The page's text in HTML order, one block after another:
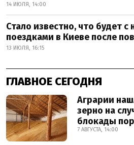
14 ИЮЛЯ, 14:00
Стало известно, что будет
поездками в Киеве после
13 ИЮЛЯ, 16:15
ГЛАВНОЕ СЕГОДНЯ
Аграрии
зерно на
блокады
7 АВГУСТА, 14:00